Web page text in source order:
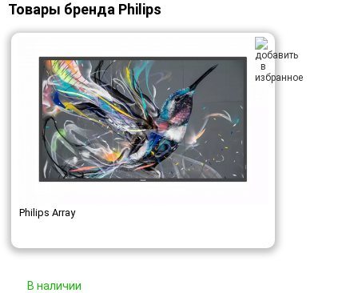
Товары бренда Philips
Philips Array
В наличии